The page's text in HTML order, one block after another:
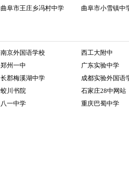
曲阜市王庄乡冯村中学 曲阜市小雪镇中
南京外国语学校
西工大附中
郑州一中
广东实验中学
长郡梅溪湖中学
成都实验外国语
蛟川书院
石家庄28中网站
八一中学 重庆巴蜀中学